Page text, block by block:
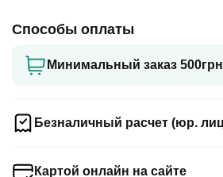
Способы оплаты
Минимальный заказ 500грн
Безналичный расчет (юр.
Картой онлайн на сайте